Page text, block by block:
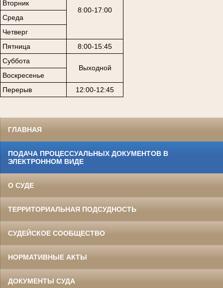
8:00-17:00
Вторник
Среда
Четверг
Пятница
8:00-15:45
Суббота
Выходной
Воскресенье
Перерыв
12:00-12:45
ГЛАВНАЯ
ПОДАЧА ПРОЦЕССУАЛЬНЫХ ДОКУМЕНТОВ В
ЭЛЕКТРОННОМ ВИДЕ
О СУДЕ
ТЕРРИТОРИАЛЬНАЯ ПОДСУДНОСТЬ
СУДЕЙСКОЕ СООБЩЕСТВО
НОРМАТИВНЫЕ АКТЫ
ДОКУМЕНТЫ СУДА